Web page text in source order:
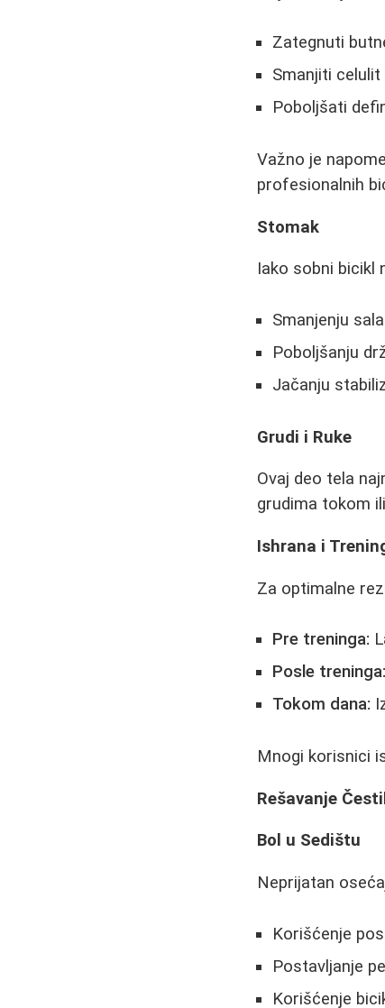
Zategnuti
Smanjiti celulit
Poboljšati
Važno je
profesionalnih
Stomak
Iako sobni bicikl
Smanjenju
Poboljšanju
Jačanju
Grudi i Ruke
Ovaj deo tela
grudima tokom
Ishrana i
Za optimalne
Pre treninga:
Posle treninga:
Tokom dana:
Mnogi korisnici
Rešavanje
Bol u Sedištu
Neprijatan
Korišćenje
Postavljanje
Korišćenje